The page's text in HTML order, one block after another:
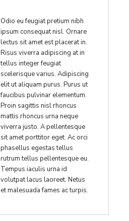
Odio eu feugiat pretium nibh
ipsum consequat nisl. Ornare
lectus sit amet est placerat in.
Risus viverra adipiscing at in
tellus integer feugiat
scelerisque varius. Adipiscing
elit ut aliquam purus. Purus ut
faucibus pulvinar elementum.
Proin sagittis nisl rhoncus
mattis rhoncus urna neque
viverra justo. A pellentesque
sit amet porttitor eget. Ac orci
phasellus egestas tellus
rutrum tellus pellentesque eu.
Tempus iaculis urna id
volutpat lacus laoreet. Netus
et malesuada fames ac turpis.